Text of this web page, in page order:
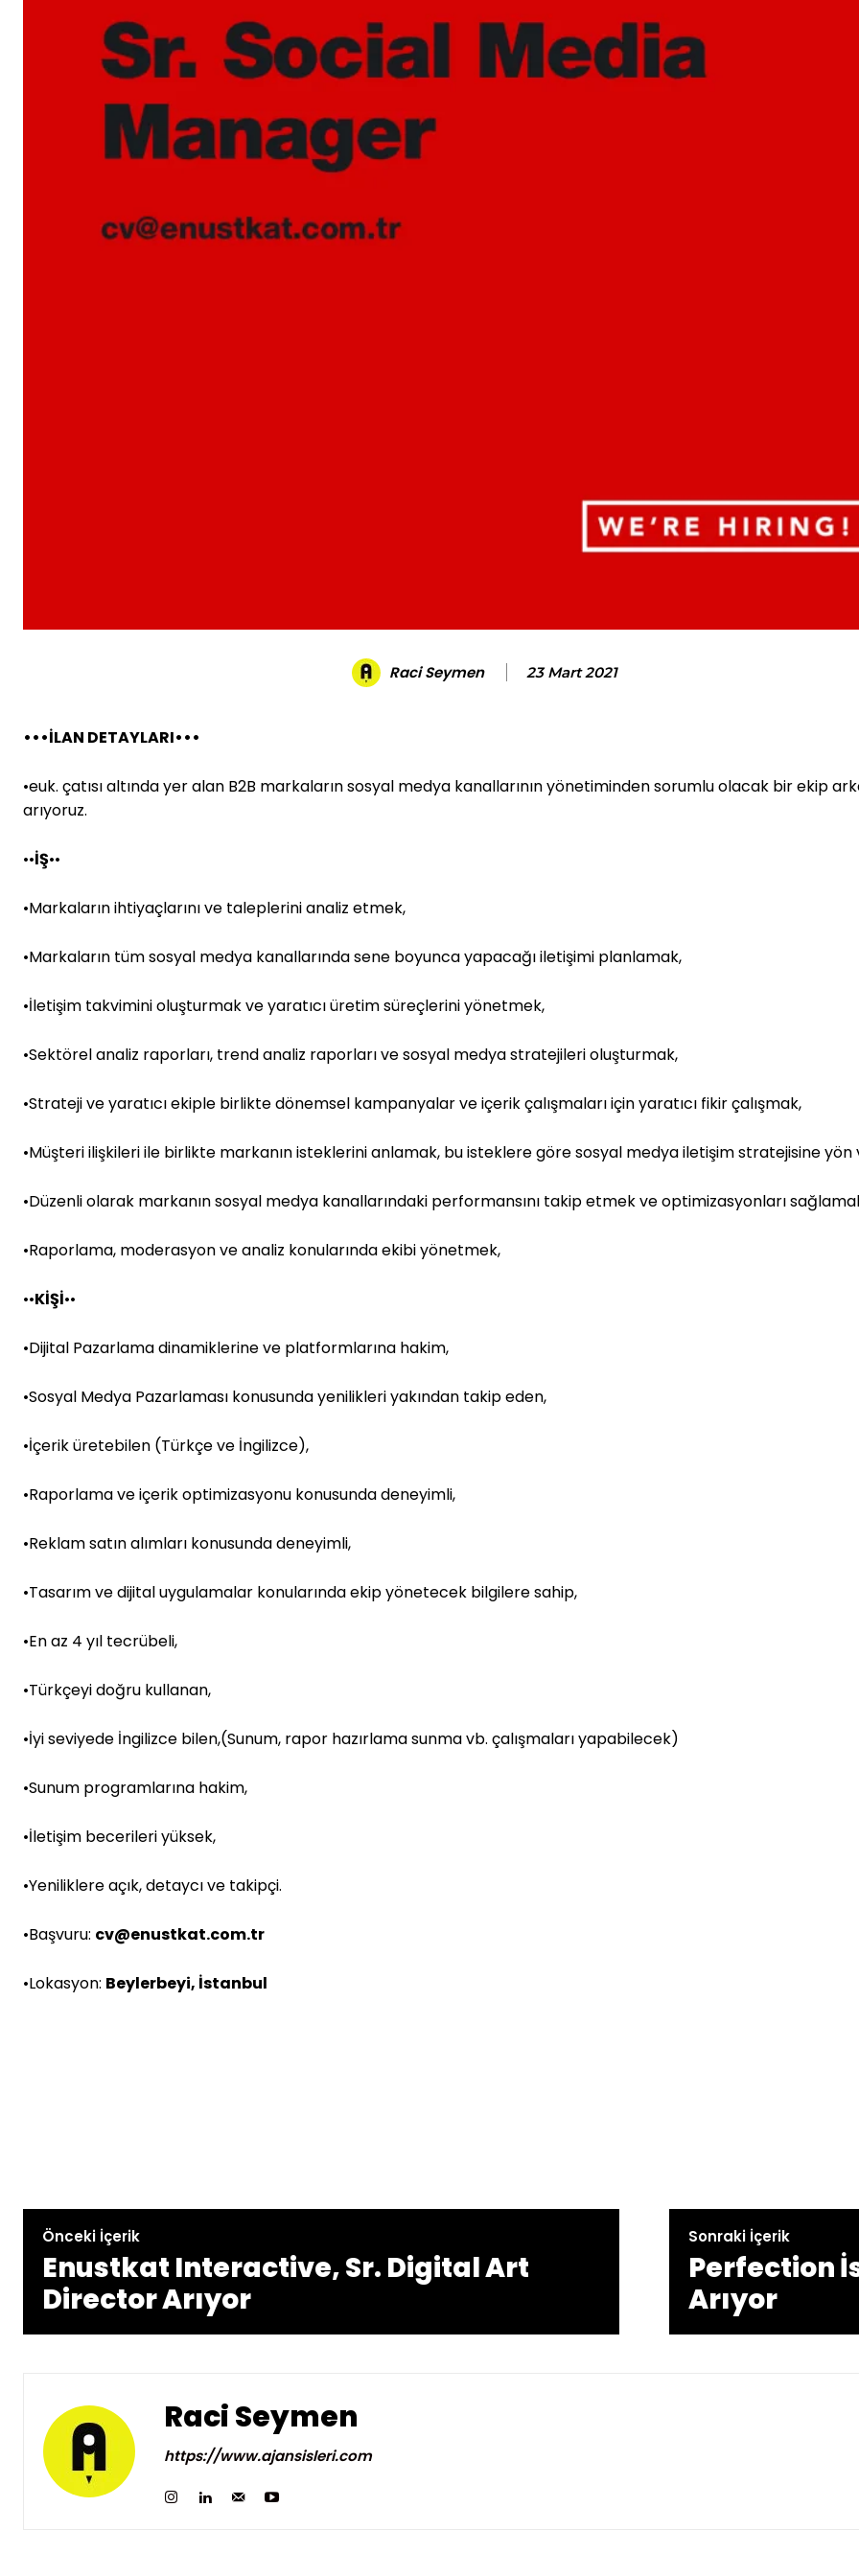
Raci Seymen 23 Mart 2021
•••İLAN DETAYLARI•••
•euk. çatısı altında yer alan B2B markaların sosyal medya kanallarının yönetiminden sorumlu olacak bir ekip
arıyoruz.
••İŞ••
•Markaların ihtiyaçlarını ve taleplerini analiz etmek,
•Markaların tüm sosyal medya kanallarında sene boyunca yapacağı iletişimi planlamak,
•İletişim takvimini oluşturmak ve yaratıcı üretim süreçlerini yönetmek,
•Sektörel analiz raporları, trend analiz raporları ve sosyal medya stratejileri oluşturmak,
•Strateji ve yaratıcı ekiple birlikte dönemsel kampanyalar ve içerik çalışmaları için yaratıcı fikir çalışmak,
•Müşteri ilişkileri ile birlikte markanın isteklerini anlamak, bu isteklere göre sosyal medya iletişim stratejisine yön
•Düzenli olarak markanın sosyal medya kanallarındaki performansını takip etmek ve optimizasyonları
•Raporlama, moderasyon ve analiz konularında ekibi yönetmek,
••KİŞİ••
•Dijital Pazarlama dinamiklerine ve platformlarına hakim,
•Sosyal Medya Pazarlaması konusunda yenilikleri yakından takip eden,
•İçerik üretebilen (Türkçe ve İngilizce),
•Raporlama ve içerik optimizasyonu konusunda deneyimli,
•Reklam satın alımları konusunda deneyimli,
•Tasarım ve dijital uygulamalar konularında ekip yönetecek bilgilere sahip,
•En az 4 yıl tecrübeli,
•Türkçeyi doğru kullanan,
•İyi seviyede İngilizce bilen,(Sunum, rapor hazırlama sunma vb. çalışmaları yapabilecek)
•Sunum programlarına hakim,
•İletişim becerileri yüksek,
•Yeniliklere açık, detaycı ve takipçi.
•Başvuru: cv@enustkat.com.tr
•Lokasyon: Beylerbeyi, İstanbul
Önceki İçerik
Enustkat Interactive, Sr. Digital Art
Director Arıyor
Sonraki İçerik
Perfection
Arıyor
Raci Seymen
https://www.ajansisleri.com